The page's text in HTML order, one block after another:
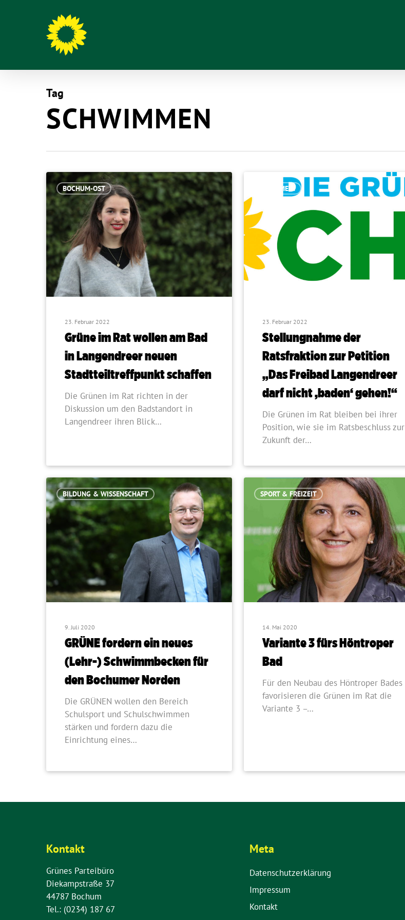
Hit enter to search or ESC to close
Tag
SCHWIMMEN
BOCHUM-OST
23. Februar 2022
Grüne im Rat wollen am Bad
in Langendreer neuen
Stadtteiltreffpunkt schaffen
Die Grünen im Rat richten in der
Diskussion um den Badstandort in
Langendreer ihren Blick…
ALLGEMEIN
23. Februar 2022
Stellungnahme der
Ratsfraktion zur Petition
„Das Freibad Langendreer
darf nicht ‚baden‘ gehen!“
Die Grünen im Rat bleiben bei ihrer
Position, wie sie im Ratsbeschluss zur
Zukunft der…
BILDUNG & WISSENSCHAFT
9. Juli 2020
GRÜNE fordern ein neues
(Lehr-) Schwimmbecken für
den Bochumer Norden
Die GRÜNEN wollen den Bereich
Schulsport und Schulschwimmen
stärken und fordern dazu die
Einrichtung eines…
SPORT & FREIZEIT
14. Mai 2020
Variante 3 fürs Höntroper
Bad
Für den Neubau des Höntroper Bades
favorisieren die Grünen im Rat die
Variante 3 –…
Kontakt
Grünes Parteibüro
Diekampstraße 37
44787 Bochum
Tel.: (0234) 187 67
Meta
Datenschutzerklärung
Impressum
Kontakt